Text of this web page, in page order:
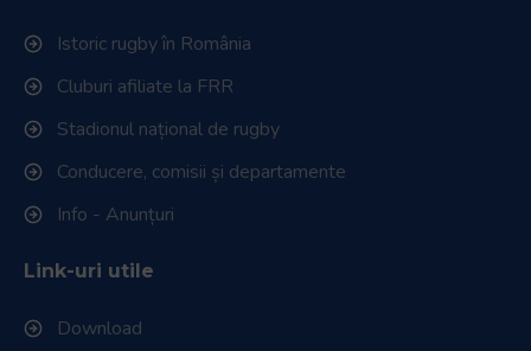
Istoric rugby în România
Cluburi afiliate la FRR
Stadionul național de rugby
Conducere, comisii și departamente
Info - Anunțuri
Link-uri utile
Download